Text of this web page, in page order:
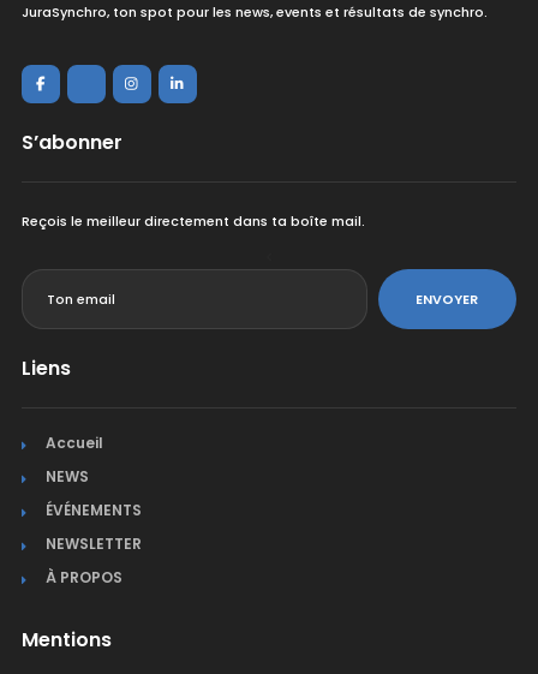
JuraSynchro, ton spot pour les news, events et résultats de synchro.
S’abonner
Reçois le meilleur directement dans ta boîte mail.
ENVOYER
Liens
Accueil
NEWS
ÉVÉNEMENTS
NEWSLETTER
À PROPOS
Mentions